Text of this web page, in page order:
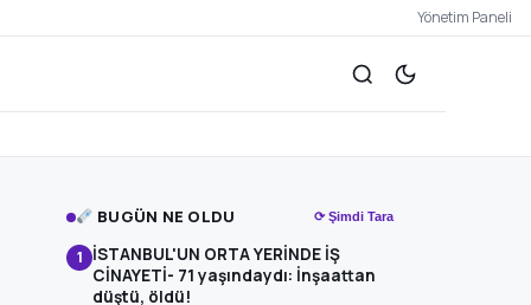
Yönetim Paneli
BUGÜN NE OLDU ⟳ Şimdi Tara
1 İSTANBUL'UN ORTA YERİNDE İŞ
CİNAYETİ- 71 yaşındaydı: İnşaattan
düştü, öldü!